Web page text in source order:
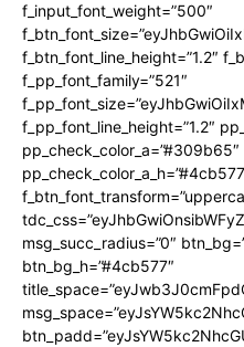
f_input_font_weight=”500″
f_btn_font_line_height=”1.2″
f_pp_font_family=”521″
f_pp_font_line_height=”1.2″
pp_check_color_a=”#309b65″
msg_succ_radius=”0″
btn_bg_h=”#4cb577″